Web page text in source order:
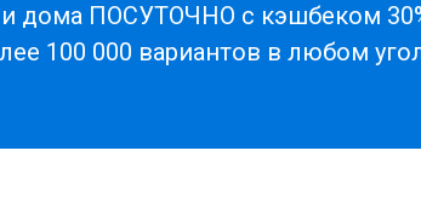
дома ПОСУТОЧНО с кэшбеком
100 000 вариантов в любом